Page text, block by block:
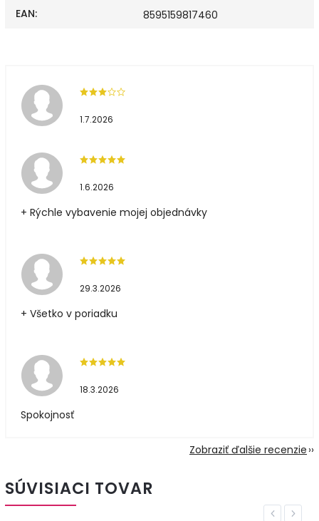
EAN: 8595159817460
1.7.2026
1.6.2026
+ Rýchle vybavenie mojej objednávky
29.3.2026
+ Všetko v poriadku
18.3.2026
Spokojnosť
Zobraziť ďalšie recenzie
SÚVISIACI TOVAR
Previous
Next